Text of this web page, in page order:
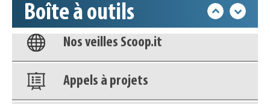
Boîte à outils
Nos veilles Scoop.it
Appels à projets
Déposer une actu !